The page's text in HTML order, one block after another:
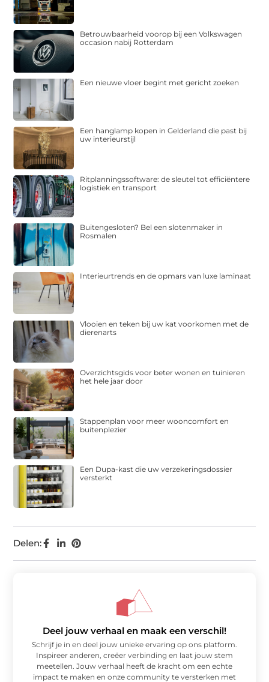
Delen:
Betrouwbaarheid voorop bij een Volkswagen
occasion nabij Rotterdam
Een nieuwe vloer begint met gericht zoeken
Een hanglamp kopen in Gelderland die past bij
uw interieurstijl
Ritplanningssoftware: de sleutel tot efficiëntere
logistiek en transport
Buitengesloten? Bel een slotenmaker in
Rosmalen
Interieurtrends en de opmars van luxe laminaat
Vlooien en teken bij uw kat voorkomen met de
dierenarts
Overzichtsgids voor beter wonen en tuinieren
het hele jaar door
Stappenplan voor meer wooncomfort en
buitenplezier
Een Dupa-kast die uw verzekeringsdossier
versterkt
Deel jouw verhaal en maak een verschil!
Schrijf je in en deel jouw unieke ervaring op ons platform.
Inspireer anderen, creëer verbinding en laat jouw stem
meetellen. Jouw verhaal heeft de kracht om een echte
impact te maken en onze community te versterken met